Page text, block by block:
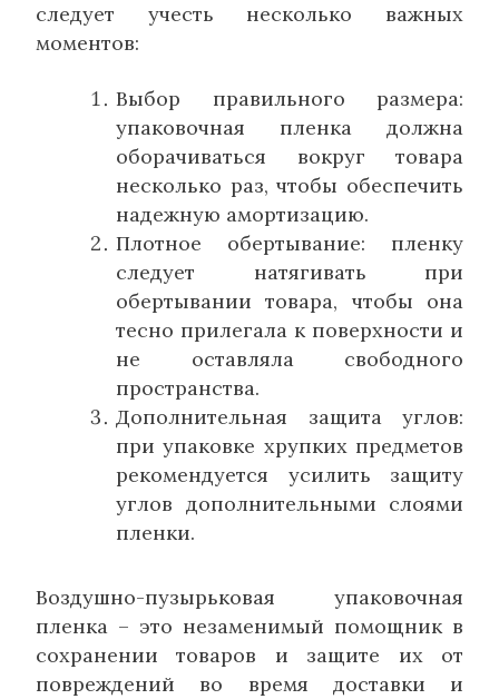
следует учесть несколько важных
моментов:
Выбор правильного размера:
упаковочная пленка должна
оборачиваться вокруг товара
несколько раз, чтобы обеспечить
надежную амортизацию.
Плотное обертывание: пленку
следует натягивать при
обертывании товара, чтобы она
тесно прилегала к поверхности и
не оставляла свободного
пространства.
Дополнительная защита углов:
при упаковке хрупких предметов
рекомендуется усилить защиту
углов дополнительными слоями
пленки.
Воздушно-пузырьковая упаковочная
пленка – это незаменимый помощник в
сохранении товаров и защите их от
повреждений во время доставки и